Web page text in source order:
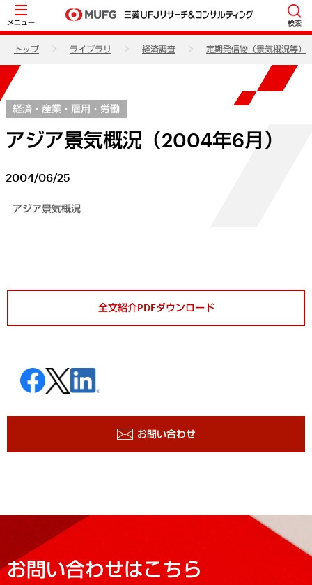
メニュー 検索
トップ ライブラリ 経済調査 定期発信物（景気概況等）
経済・産業・雇用・労働
アジア景気概況（2004年6月）
2004/06/25
アジア景気概況
全文紹介PDFダウンロード
お問い合わせ
お問い合わせはこちら